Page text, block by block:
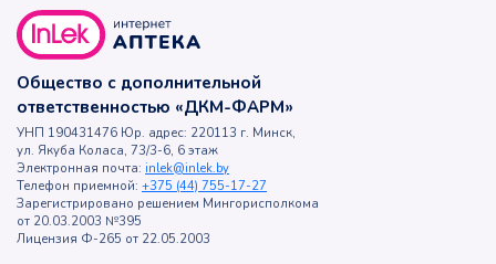
Общество с дополнительной
ответственностью «ДКМ-ФАРМ»
УНП 190431476 Юр. адрес: 220113 г. Минск,
ул. Якуба Коласа, 73/3-6, 6 этаж
Электронная почта: inlek@inlek.by
Телефон приемной: +375 (44) 755-17-27
Зарегистрировано решением Мингорисполкома
от 20.03.2003 №395
Лицензия Ф-265 от 22.05.2003